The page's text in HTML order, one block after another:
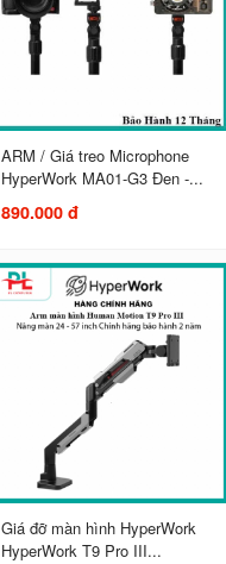
ARM / Giá treo Microphone
HyperWork MA01-G3 Đen -...
890.000 đ
Giá đỡ màn hình HyperWork
HyperWork T9 Pro III...